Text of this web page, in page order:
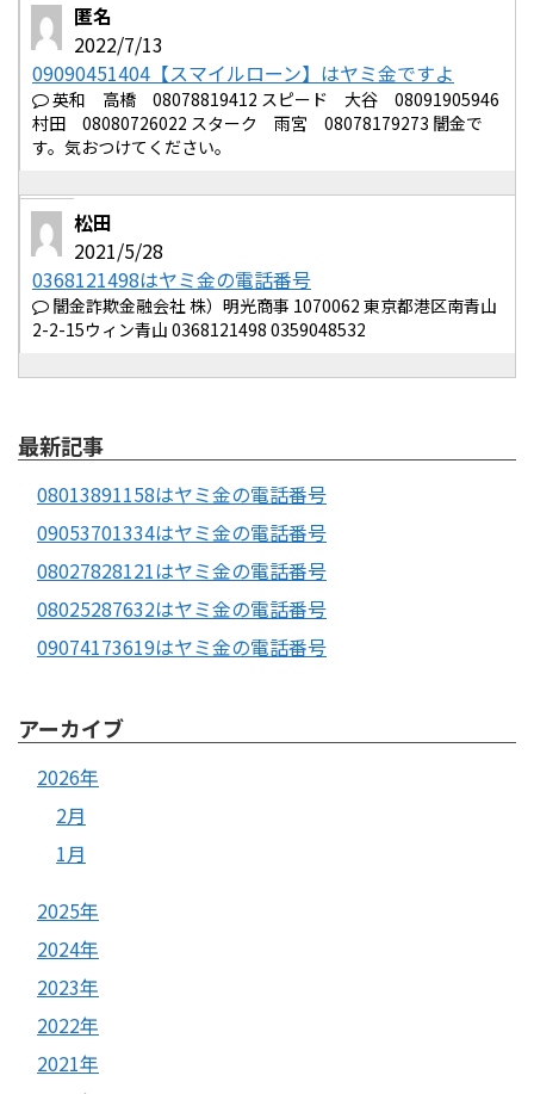
匿名
2022/7/13
09090451404【スマイルローン】はヤミ金ですよ
英和 高橋 08078819412 スピード 大谷 08091905946
村田 08080726022 スターク 雨宮 08078179273 闇金で
す。気おつけてください。
松田
2021/5/28
0368121498はヤミ金の電話番号
闇金詐欺金融会社 株）明光商事 1070062 東京都港区南青山
2-2-15ウィン青山 0368121498 0359048532
最新記事
08013891158はヤミ金の電話番号
09053701334はヤミ金の電話番号
08027828121はヤミ金の電話番号
08025287632はヤミ金の電話番号
09074173619はヤミ金の電話番号
アーカイブ
2026年
2月
1月
2025年
2024年
2023年
2022年
2021年